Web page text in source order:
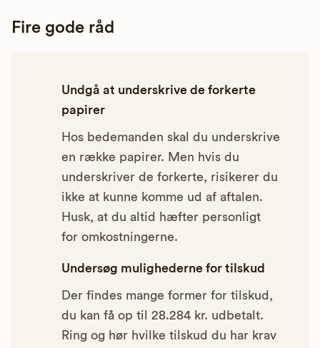
Fire gode råd
Undgå at underskrive de forkerte
papirer
Hos bedemanden skal du underskrive
en række papirer. Men hvis du
underskriver de forkerte, risikerer du
ikke at kunne komme ud af aftalen.
Husk, at du altid hæfter personligt
for omkostningerne.
Undersøg mulighederne for tilskud
Der findes mange former for tilskud,
du kan få op til 28.284 kr. udbetalt.
Ring og hør hvilke tilskud du har krav